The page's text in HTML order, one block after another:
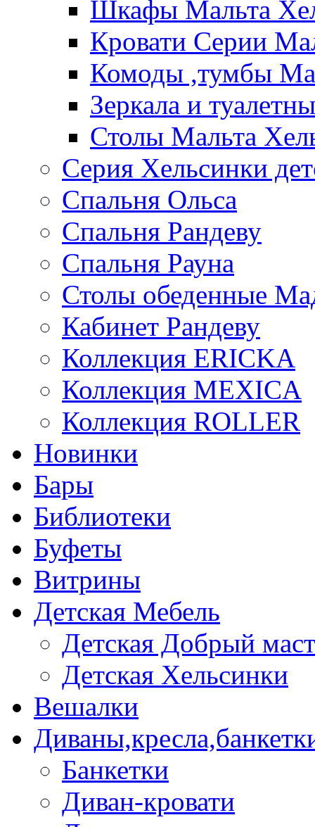
Шкафы Мальта
Кровати Серии
Комоды ,тумбы
Зеркала и
Столы Мальта
Серия Хельсинки
Спальня Ольса
Спальня Рандеву
Спальня Рауна
Столы обеденные
Кабинет Рандеву
Коллекция ERICKA
Коллекция MEXICA
Коллекция ROLLER
Новинки
Бары
Библиотеки
Буфеты
Витрины
Детская Мебель
Детская Добрый
Детская Хельсинки
Вешалки
Банкетки
Диван-кровати